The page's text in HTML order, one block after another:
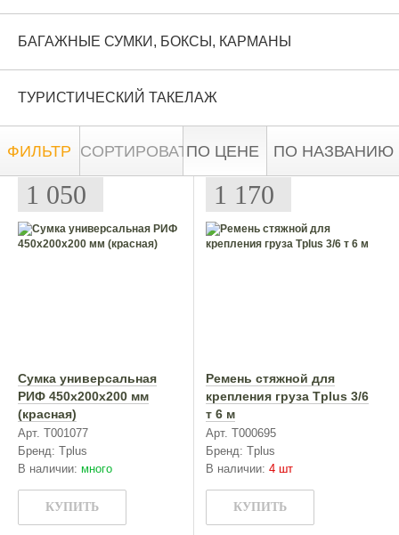
БАГАЖНЫЕ СУМКИ, БОКСЫ, КАРМАНЫ
ТУРИСТИЧЕСКИЙ ТАКЕЛАЖ
ФИЛЬТР СОРТИРОВАТЬ:ПО ЦЕНЕ ПО НАЗВАНИЮ
1 050
Сумка универсальная
РИФ 450х200х200 мм
(красная)
Арт. Т001077
Бренд: Tplus
В наличии: много
КУПИТЬ
1 170
Ремень стяжной для
крепления груза Tplus 3/6
т 6 м
Арт. T000695
Бренд: Tplus
В наличии: 4 шт
КУПИТЬ